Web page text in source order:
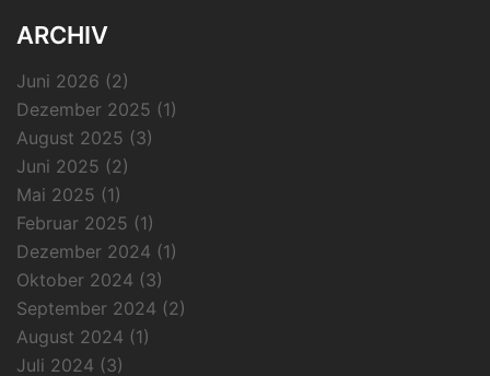
ARCHIV
Juni 2026 (2)
Dezember 2025 (1)
August 2025 (3)
Juni 2025 (2)
Mai 2025 (1)
Februar 2025 (1)
Dezember 2024 (1)
Oktober 2024 (3)
September 2024 (2)
August 2024 (1)
Juli 2024 (3)